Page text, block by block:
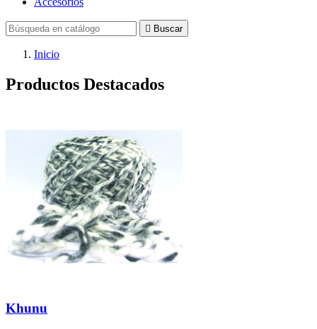
 Buscar
Inicio
Productos Destacados
Khunu